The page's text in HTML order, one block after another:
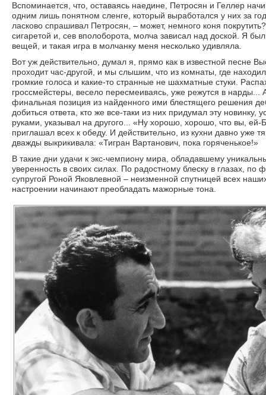
Вспоминается, что, оставаясь наедине, Петросян и Геллер
одним лишь понятном сленге, который выработался у них за
ласково спрашивал Петросян, – может, немного коня
сигаретой и, сев вполоборота, молча зависал над доской. Я
вещей, и такая игра в молчанку меня несколько удивляла.
Вот уж действительно, думал я, прямо как в известной песне
проходит час-другой, и мы слышим, что из комнаты, где
громкие голоса и какие-то странные не шахматные стуки.
гроссмейстеры, весело пересмеиваясь, уже режутся в
финальная позиция из найденного ими блестящего решения
добиться ответа, кто же все-таки из них придумал эту
руками, указывал на другого... «Ну хорошо, хорошо, что вы, ей-
приглашал всех к обеду. И действительно, из кухни давно уже
дважды выкрикивала: «Тигран Вартанович, пока горяченькое!»
В такие дни удачи к экс-чемпиону мира, обладавшему
уверенность в своих силах. По радостному блеску в глазах,
супругой Роной Яковлевной – неизменной спутницей всех
настроении начинают преобладать мажорные тона.